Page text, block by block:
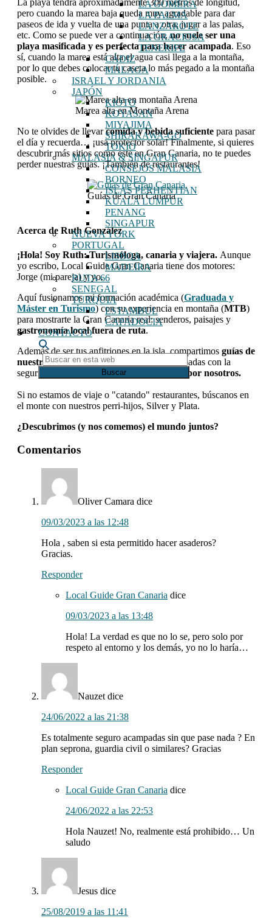
LA GOMERA
LA PALMA
LANZAROTE
LA GRACIOSA
TENERIFE
CÁDIZ
MÁLAGA
ISRAEL Y JORDANIA
JAPÓN
KIOTO
KOYASAN
MIYAJIMA
SHIRAKAWA-GO
TOKIO
MALASIA & SINGAPUR
CONSEJOS MALASIA
BORNEO
ISLAS PERHENTIAN
KUALA LUMPUR
PENANG
SINGAPUR
NUEVA YORK
PORTUGAL
LISBOA
MADEIRA
RUTA 66
SENEGAL
TURQUIA
ESTAMBUL
CAPADOCIA
CONTACTO
Buscar
en
esta
web
La playa tendrá aproximadamente 300 metros de longitud,
pero cuando la marea baja queda muy agradable para dar
paseos de ida y vuelta de una punta a otra, jugar a las palas,
etc. Como se puede ver a continuación,no suele ser una
playa masificada y es perfecta para hacer acampada. Eso
sí, cuando la marea está alta el agua casi llega a la montaña,
por lo que debes colocar tu caseta lo más pegado a la montaña
posible.
Marea alta en Montaña Arena
No te olvides de llevarcomida y bebida suficiente para pasar
el día y recuerda… ¡usa protector solar! Finalmente, si quieres
descubrir más sitios como este en Gran Canaria, no te puedes
perder nuestras guías. ¡También de restaurantes!
Guías de Gran Canaria
Acerca de Ruth González
¡Hola! Soy Ruth: Turismóloga, canaria y viajera. Aunque
yo escribo, Local Guide Gran Canaria tiene dos motores:
Jorge (mi pareja) y yo.
Aquí fusionamos mi formación académica (Graduada y
Máster en Turismo) con su experiencia en montaña (MTB)
para mostrarte la Gran Canaria real: senderos, paisajes y
gastronomía local fuera de ruta.
Además de ser tus anfitriones en la isla, compartimos guías de
nuestros viajespara que organices tus escapadas con la
seguridad de
seguir rutas 100% validadas por nosotros.
Si no estamos de viaje o "catando" restaurantes, búscanos en
el monte con nuestros perri-hijos, Silver y Plata.
¿Descubrimos (y nos comemos) el mundo juntos?
Interacciones
lectores
Comentarios
Oliver Camara dice
09/03/2023 a las 12:48
Hola , saben si esta permitido hacer asaderos?
Gracias.
Responder
Local Guide Gran Canaria dice
09/03/2023 a las 13:48
Hola! La verdad es que no lo se, pero solo por
respeto al entorno y los demás, yo no lo haría…
Nauzet dice
24/06/2022 a las 21:38
Es totalmente seguro acampadas sin que pase nada ? En
plan seprona, guardia civil o similares? Gracias
Responder
Local Guide Gran Canaria dice
24/06/2022 a las 22:53
Hola Nauzet! No, realmente está prohibido… Un
saludo
Jesus dice
25/08/2019 a las 11:41